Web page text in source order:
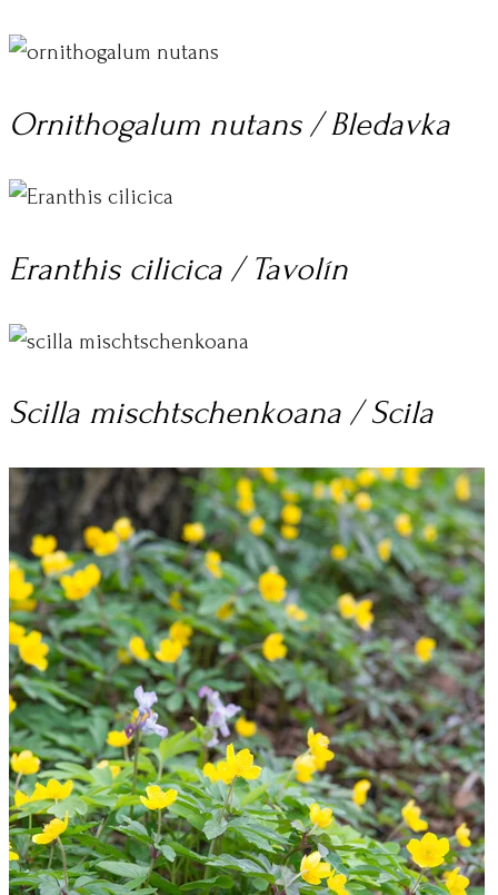
Ornithogalum nutans / Bledavka
Eranthis cilicica / Tavolín
Scilla mischtschenkoana / Scila